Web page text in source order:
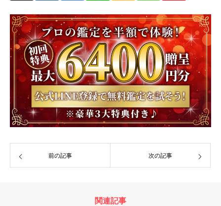
前の記事 次の記事
関連記事